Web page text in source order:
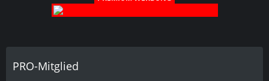
PRO-Mitglied